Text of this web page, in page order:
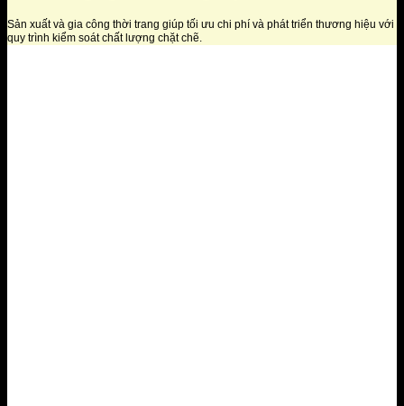
Sản xuất và gia công thời trang giúp tối ưu chi phí và phát triển thương hiệu với
quy trình kiểm soát chất lượng chặt chẽ.